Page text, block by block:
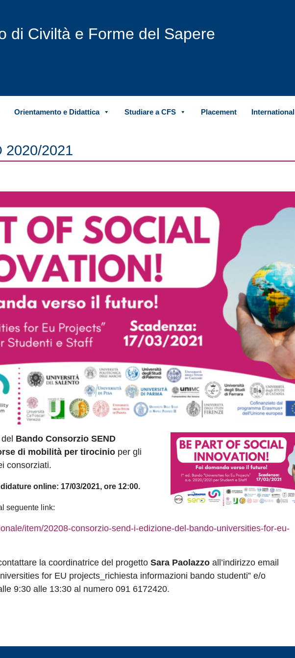
di Civiltà e Forme del Sapere
Orientamento e Didattica Studiare a CFS Placement International
2020/2021
Bando Consorzio SEND
di mobilità per tirocinio per gli
consorziati.
online: 17/03/2021, ore 12:00.
seguente link:
item/20208-consorzio-send-i-edizione-del-bando-universities-for-eu-
la coordinatrice del progetto Sara Paolazzo all’indirizzo email
for EU projects_richiesta informazioni bando studenti” e/o
9:30 alle 13:30 al numero 091 6172420.